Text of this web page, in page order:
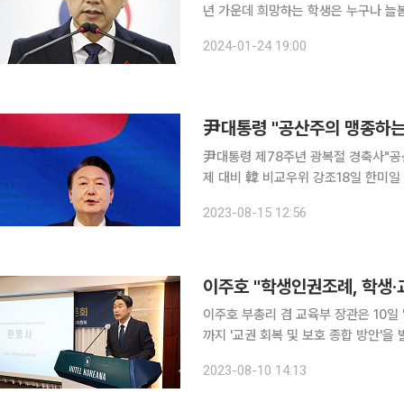
년 가운데 희망하는 학생은 누구나
육청과 지자체, 지역 대학·기관 등이
2024-01-24 19:00
尹대통령 "공산주의 맹종하
尹대통령 제78주년 광복절 경축사"
제 대비 韓 비교우위 강조18일 한미
고 있다"고 말했다. 윤 대
2023-08-15 12:56
이주호 "학생인권조례, 학생
이주호 부총리 겸 교육부 장관은 10
까지 '교권 회복 및 보호 종합 방안'을 발표할 계획"이라
2023-08-10 14:13